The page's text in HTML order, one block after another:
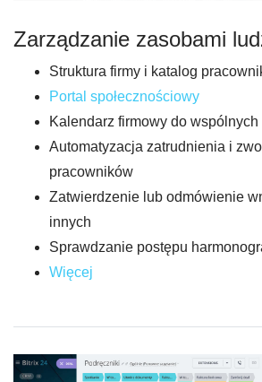
Zarządzanie zasobami
Struktura firmy i katalog
Portal społecznościowy
Kalendarz firmowy do wspólnych
Automatyzacja zatrudnienia i
pracowników
Zatwierdzenie lub odmówienie
innych
Sprawdzanie postępu
Więcej